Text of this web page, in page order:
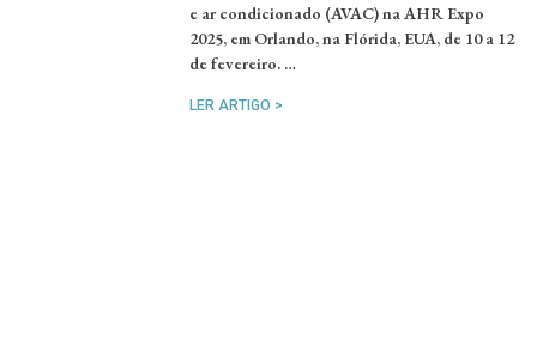
e ar condicionado (AVAC) na AHR Expo
2025, em Orlando, na Flórida, EUA, de 10 a 12
de fevereiro. …
LER ARTIGO >